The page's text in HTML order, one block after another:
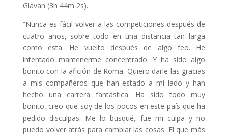
Glavan (3h 44m 2s).
“Nunca es fácil volver a las competiciones después de
cuatro años, sobre todo en una distancia tan larga
como esta. He vuelto después de algo feo. He
intentado mantenerme concentrado. Y ha sido algo
bonito con la afición de Roma. Quiero darle las gracias
a mis compañeros que han estado a mi lado y han
hecho una carrera fantástica. Ha sido todo muy
bonito, creo que soy de los pocos en este país que ha
pedido disculpas. Me lo busqué, fue mi culpa y no
puedo volver atrás para cambiar las cosas. El que más